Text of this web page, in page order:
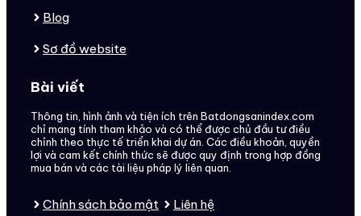
Blog
Sơ đồ website
Bài viết
Thông tin, hình ảnh và tiện ích trên Batdongsanindex.com
chỉ mang tính tham khảo và có thể được chủ đầu tư điều
chỉnh theo thực tế triển khai dự án. Các điều khoản, quyền
lợi và cam kết chính thức sẽ được quy định trong hợp đồng
mua bán và các tài liệu pháp lý liên quan.
Chính sách bảo mật Liên hệ